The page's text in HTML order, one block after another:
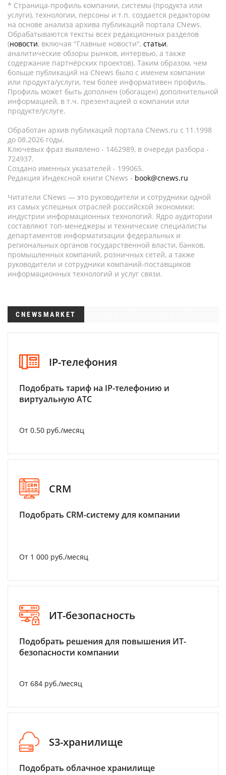
* Страница-профиль компании, системы (продукта или
услуги), технологии, персоны и т.п. создается редактором
на основе анализа архива публикаций портала CNews.
Обрабатываются тексты всех редакционных разделов
(новости, включая "Главные новости", статьи,
аналитические обзоры рынков, интервью, а также
содержание партнёрских проектов). Таким образом, чем
больше публикаций на CNews было с именем компании
или продукта/услуги, тем более информативен профиль.
Профиль может быть дополнен (обогащен) дополнительной
информацией, в т.ч. презентацией о компании или
продукте/услуге.
Обработан архив публикаций портала CNews.ru c 11.1998
до 08.2026 годы.
Ключевых фраз выявлено - 1462989, в очереди разбора -
724937.
Создано именных указателей - 199065.
Редакция Индексной книги CNews - book@cnews.ru
Читатели CNews — это руководители и сотрудники одной
из самых успешных отраслей российской экономики:
индустрии информационных технологий. Ядро аудитории
составляют топ-менеджеры и технические специалисты
департаментов информатизации федеральных и
региональных органов государственной власти, банков,
промышленных компаний, розничных сетей, а также
руководители и сотрудники компаний-поставщиков
информационных технологий и услуг связи.
CNEWSMARKET
IP-телефония
Подобрать тариф на IP-телефонию и
виртуальную АТС
От 0.50 руб./месяц
CRM
Подобрать CRM-систему для компании
От 1 000 руб./месяц
ИТ-безопасность
Подобрать решения для повышения ИТ-
безопасности компании
От 684 руб./месяц
S3-хранилище
Подобрать облачное хранилище